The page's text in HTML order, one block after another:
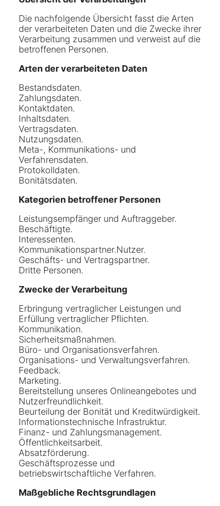
Die nachfolgende Übersicht fasst die Arten
der verarbeiteten Daten und die Zwecke ihrer
Verarbeitung zusammen und verweist auf die
betroffenen Personen.
Arten der verarbeiteten Daten
Bestandsdaten.
Zahlungsdaten.
Kontaktdaten.
Inhaltsdaten.
Vertragsdaten.
Nutzungsdaten.
Meta-, Kommunikations- und
Verfahrensdaten.
Protokolldaten.
Bonitätsdaten.
Kategorien betroffener Personen
Leistungsempfänger und Auftraggeber.
Beschäftigte.
Interessenten.
Kommunikationspartner.Nutzer.
Geschäfts- und Vertragspartner.
Dritte Personen.
Zwecke der Verarbeitung
Erbringung vertraglicher Leistungen und
Erfüllung vertraglicher Pflichten.
Kommunikation.
Sicherheitsmaßnahmen.
Büro- und Organisationsverfahren.
Organisations- und Verwaltungsverfahren.
Feedback.
Marketing.
Bereitstellung unseres Onlineangebotes und
Nutzerfreundlichkeit.
Beurteilung der Bonität und Kreditwürdigkeit.
Informationstechnische Infrastruktur.
Finanz- und Zahlungsmanagement.
Öffentlichkeitsarbeit.
Absatzförderung.
Geschäftsprozesse und
betriebswirtschaftliche Verfahren.
Maßgebliche Rechtsgrundlagen